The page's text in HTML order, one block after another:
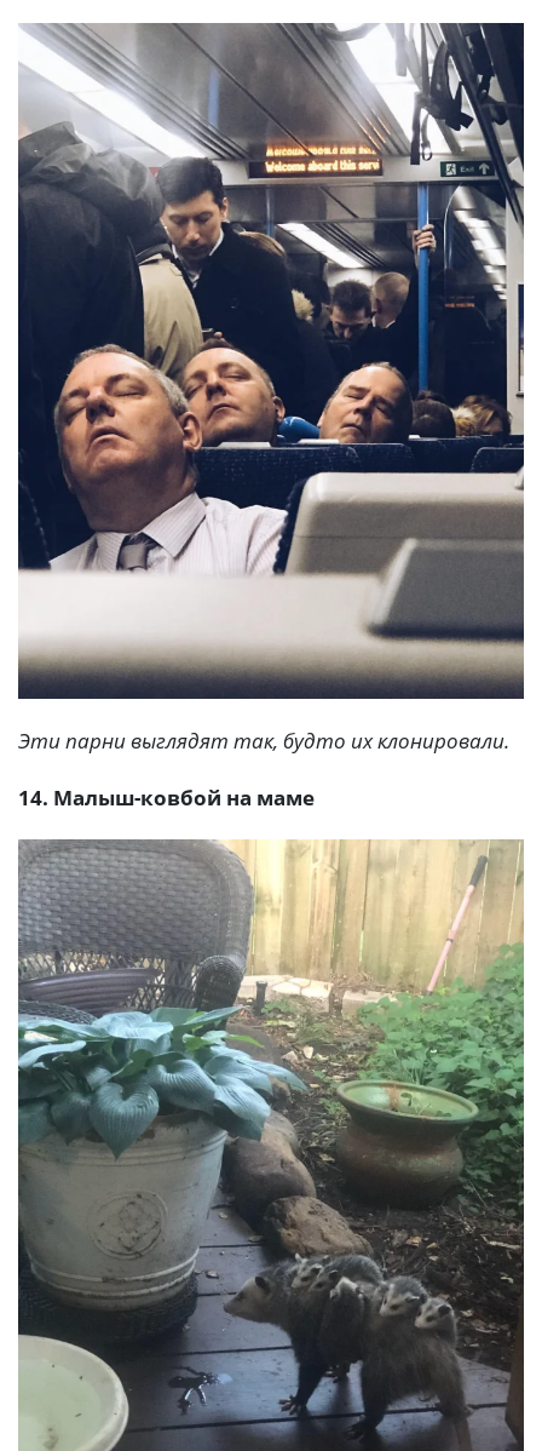
Эти парни выглядят так, будто их клонировали.
14. Малыш-ковбой на маме